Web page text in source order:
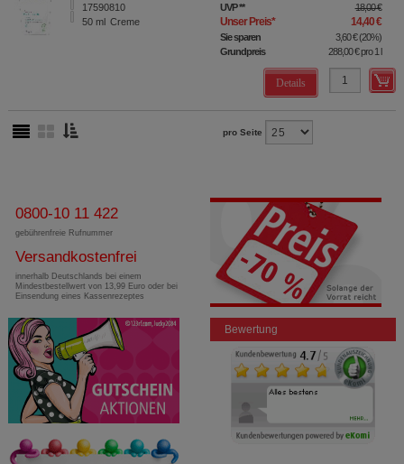
17590810
50 ml Creme
UVP** 18,00 €
Unser Preis* 14,40 €
Sie sparen 3,60 €(20%)
Grundpreis
288,00 €pro 1 l
Details
pro Seite
0800-10 11 422
gebührenfreie Rufnummer
Versandkostenfrei
innerhalb Deutschlands bei einem
Mindestbestellwert von 13,99 Euro oder bei
Einsendung eines Kassenrezeptes
Bewertung